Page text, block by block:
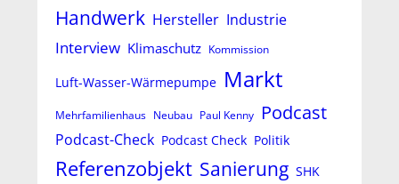
Handwerk Hersteller Industrie
Interview Klimaschutz Kommission
Luft-Wasser-Wärmepumpe Markt
Mehrfamilienhaus Neubau Paul Kenny Podcast
Podcast-Check Podcast Check Politik
Referenzobjekt Sanierung SHK